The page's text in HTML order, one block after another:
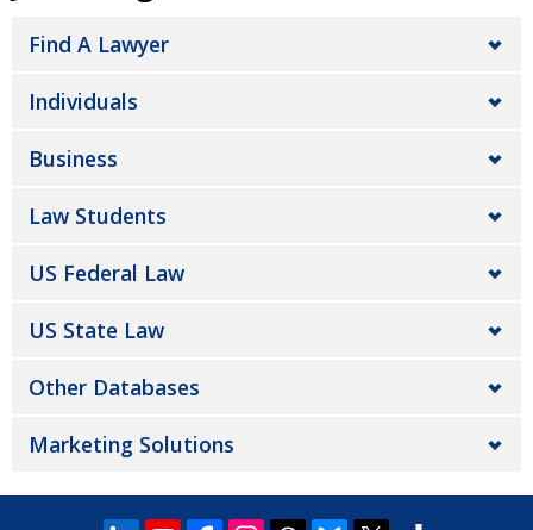
Find A Lawyer
Individuals
Business
Law Students
US Federal Law
US State Law
Other Databases
Marketing Solutions